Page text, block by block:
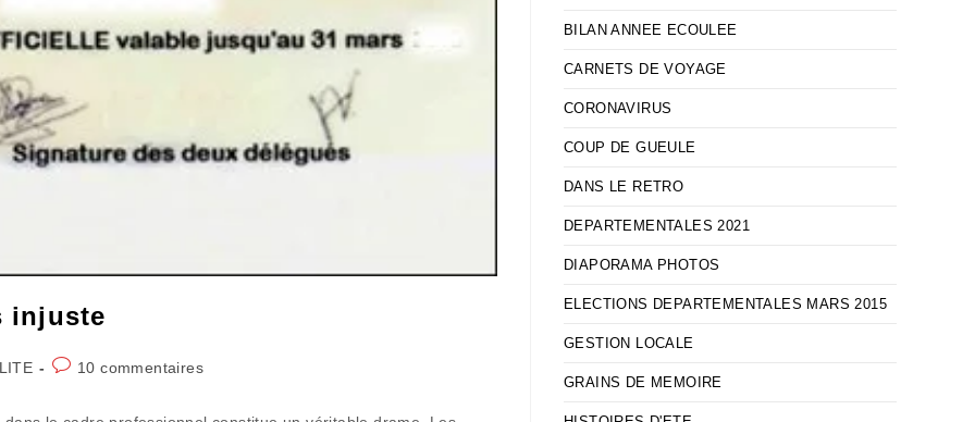
injuste
Commentaires
10 commentaires
BILAN ANNEE ECOULEE
CARNETS DE VOYAGE
CORONAVIRUS
COUP DE GUEULE
DANS LE RETRO
DEPARTEMENTALES 2021
DIAPORAMA PHOTOS
ELECTIONS DEPARTEMENTALES MARS 2015
GESTION LOCALE
GRAINS DE MEMOIRE